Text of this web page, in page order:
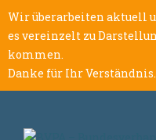
Wir überarbeiten aktuell
es vereinzelt zu
kommen.
Danke für Ihr Verständnis.